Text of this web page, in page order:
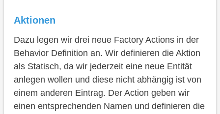
Aktionen
Dazu legen wir drei neue Factory Actions in der
Behavior Definition an. Wir definieren die Aktion
als Statisch, da wir jederzeit eine neue Entität
anlegen wollen und diese nicht abhängig ist von
einem anderen Eintrag. Der Action geben wir
einen entsprechenden Namen und definieren die